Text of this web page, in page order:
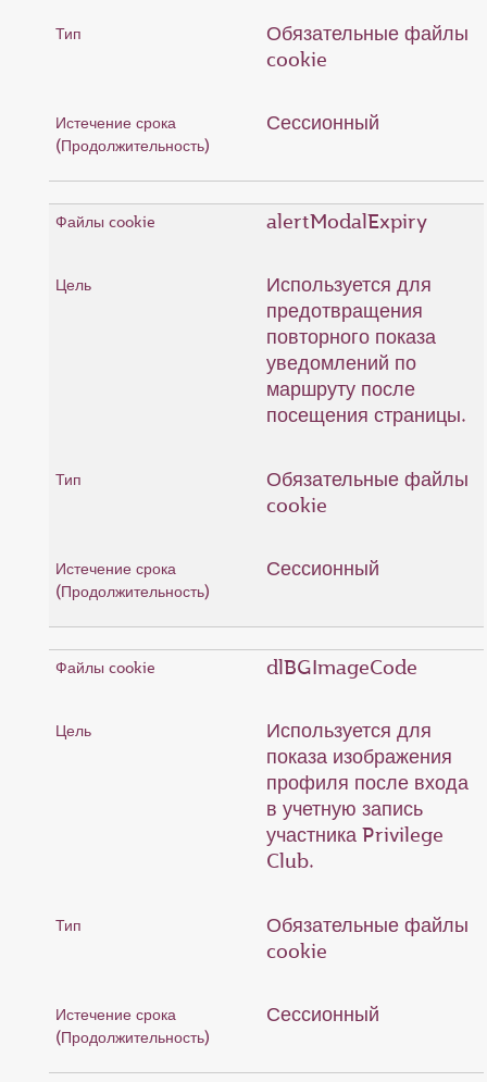
Обязательные файлы
cookie
Сессионный
alertModalExpiry
Используется для
предотвращения
повторного показа
уведомлений по
маршруту после
посещения страницы.
Обязательные файлы
cookie
Сессионный
dlBGImageCode
Используется для
показа изображения
профиля после входа
в учетную запись
участника Privilege
Club.
Обязательные файлы
cookie
Сессионный